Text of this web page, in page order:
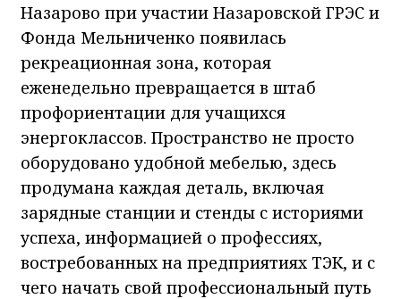
Назарово при участии Назаровской ГРЭС и
Фонда Мельниченко появилась
рекреационная зона, которая
еженедельно превращается в штаб
профориентации для учащихся
энергоклассов. Пространство не просто
оборудовано удобной мебелью, здесь
продумана каждая деталь, включая
зарядные станции и стенды с историями
успеха, информацией о профессиях,
востребованных на предприятиях ТЭК, и с
чего начать свой профессиональный путь